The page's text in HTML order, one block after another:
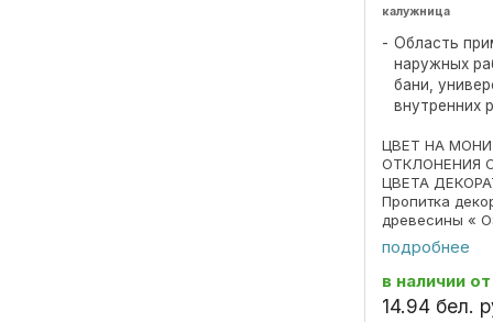
калужница
Область
наружных
бани,
внутренних
ЦВЕТ НА
ОТКЛОНЕНИЯ
ЦВЕТА
Пропитка
древесины «
Пропитка
декоративной
подробнее
в наличии от
14.94 бел.